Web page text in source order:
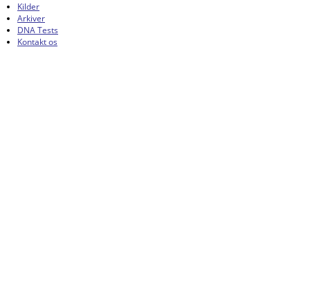
Kilder
Arkiver
DNA Tests
Kontakt os